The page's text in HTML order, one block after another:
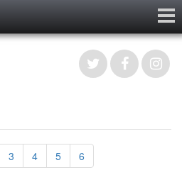
Home
Contact
3 4 5 6